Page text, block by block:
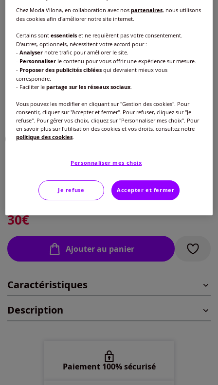
Choisir une couleur :
Veuillez sélectionner une taille
En stock
En stock
46 -En stock
48 -En stock
Guide des tailles
30€
Ajouter au panier
Caractéristiques
Description
Paiement 100% sécurisé
Chez Moda Vilona, en collaboration avec nospartenaires, nous utilisons
des cookies afin d'améliorer notre site internet.
Certains sontessentiels et ne requièrent pas votre consentement.
D'autres, optionnels, nécessitent votre accord pour :
-Analyser notre trafic pour améliorer le site.
- Personnaliser le contenu pour vous offrir une expérience sur mesure.
- Proposer des publicités ciblées qui devraient mieux vous
correspondre.
- Faciliter lepartage sur les réseaux sociaux.
Vous pouvez les modifier en cliquant sur "Gestion des cookies". Pour
consentir, cliquez sur "Accepter et fermer". Pour refuser, cliquez sur "Je
refuse". Pour gérer vos choix, cliquez sur "Personnaliser mes choix". Pour
en savoir plus sur l'utilisation des cookies et vos droits, consultez notre
politique des cookies.
Personnaliser mes choix
Je refuse Accepter et fermer